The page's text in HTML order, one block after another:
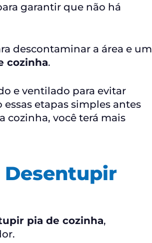
garantir que não há
descontaminar a área e um
cozinha.
e ventilado para evitar
etapas simples antes
cozinha, você terá mais
Desentupir
pia de cozinha,